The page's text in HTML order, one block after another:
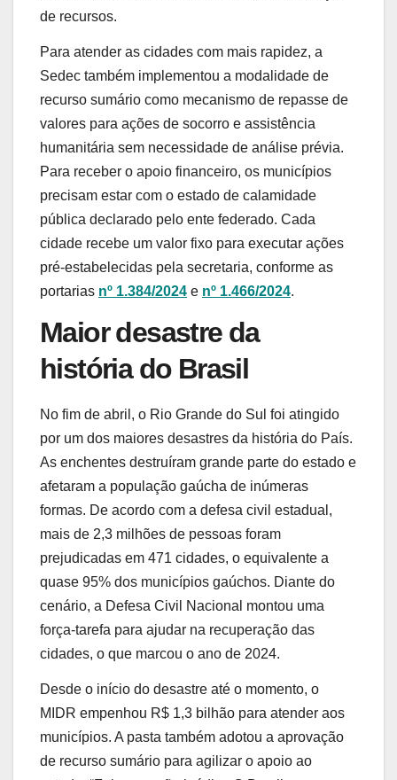
de recursos.
Para atender as cidades com mais rapidez, a
Sedec também implementou a modalidade de
recurso sumário como mecanismo de repasse de
valores para ações de socorro e assistência
humanitária sem necessidade de análise prévia.
Para receber o apoio financeiro, os municípios
precisam estar com o estado de calamidade
pública declarado pelo ente federado. Cada
cidade recebe um valor fixo para executar ações
pré-estabelecidas pela secretaria, conforme as
portarias nº 1.384/2024 e nº 1.466/2024.
Maior desastre da
história do Brasil
No fim de abril, o Rio Grande do Sul foi atingido
por um dos maiores desastres da história do País.
As enchentes destruíram grande parte do estado e
afetaram a população gaúcha de inúmeras
formas. De acordo com a defesa civil estadual,
mais de 2,3 milhões de pessoas foram
prejudicadas em 471 cidades, o equivalente a
quase 95% dos municípios gaúchos. Diante do
cenário, a Defesa Civil Nacional montou uma
força-tarefa para ajudar na recuperação das
cidades, o que marcou o ano de 2024.
Desde o início do desastre até o momento, o
MIDR empenhou R$ 1,3 bilhão para atender aos
municípios. A pasta também adotou a aprovação
de recurso sumário para agilizar o apoio ao